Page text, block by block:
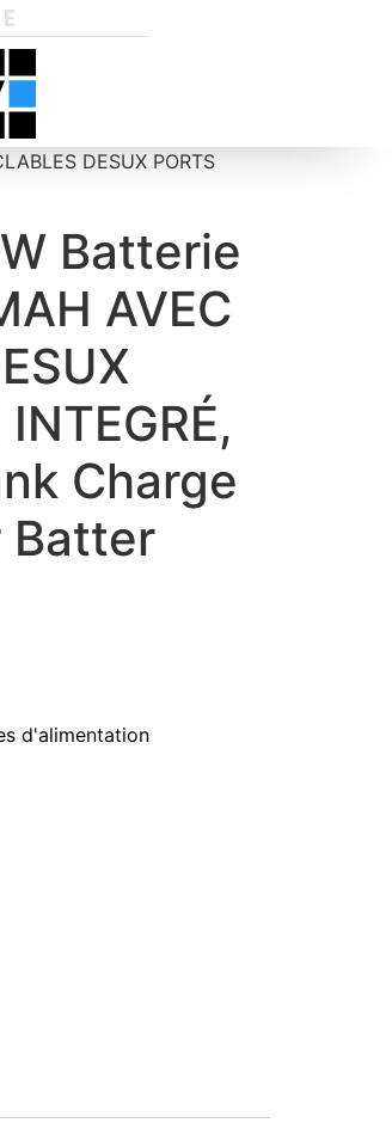
DESUX PORTS
Batterie
AVEC
Charge
Batter
d'alimentation